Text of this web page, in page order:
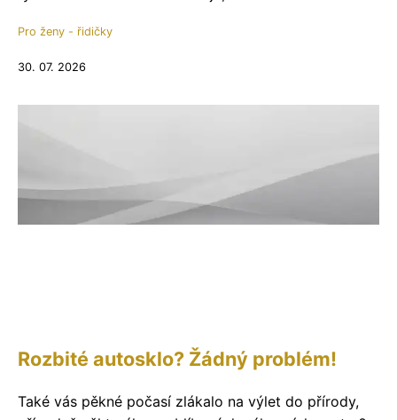
Pro ženy - řidičky
30. 07. 2026
Rozbité autosklo? Žádný problém!
Také vás pěkné počasí zlákalo na výlet do přírody,